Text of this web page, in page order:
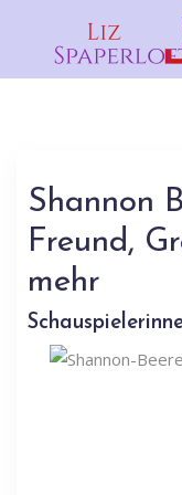
Shannon
Freund,
mehr